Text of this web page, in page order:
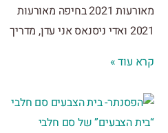
מאורעות 2021 בחיפה מאורעות
2021 ואדי ניסנאס אני עדן, מדריך
קרא עוד »
“בית הצבעים” של סם חלבי